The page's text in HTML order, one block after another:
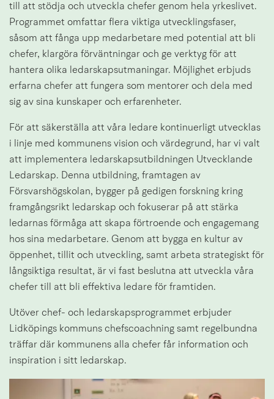
till att stödja och utveckla chefer genom hela yrkeslivet.
Programmet omfattar flera viktiga utvecklingsfaser,
såsom att fånga upp medarbetare med potential att bli
chefer, klargöra förväntningar och ge verktyg för att
hantera olika ledarskapsutmaningar. Möjlighet erbjuds
erfarna chefer att fungera som mentorer och dela med
sig av sina kunskaper och erfarenheter.
För att säkerställa att våra ledare kontinuerligt utvecklas
i linje med kommunens vision och värdegrund, har vi valt
att implementera ledarskapsutbildningen Utvecklande
Ledarskap. Denna utbildning, framtagen av
Försvarshögskolan, bygger på gedigen forskning kring
framgångsrikt ledarskap och fokuserar på att stärka
ledarnas förmåga att skapa förtroende och engagemang
hos sina medarbetare. Genom att bygga en kultur av
öppenhet, tillit och utveckling, samt arbeta strategiskt för
långsiktiga resultat, är vi fast beslutna att utveckla våra
chefer till att bli effektiva ledare för framtiden.
Utöver chef- och ledarskapsprogrammet erbjuder
Lidköpings kommuns chefscoachning samt regelbundna
träffar där kommunens alla chefer får information och
inspiration i sitt ledarskap.